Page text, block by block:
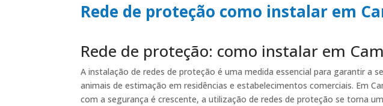
Rede de proteção como instalar em
Rede de proteção: como instalar em
A instalação de redes de proteção é uma medida essencial para garantir a
animais de estimação em residências e estabelecimentos comerciais. Em
com a segurança é crescente, a utilização de redes de proteção se torna